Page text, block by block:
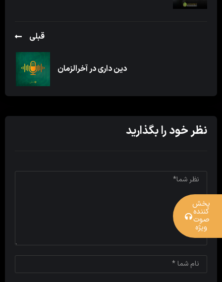
قبلی
دین داری در آخرالزمان
نظر خود را بگذارید
پخش
کننده
صوت
ویژه